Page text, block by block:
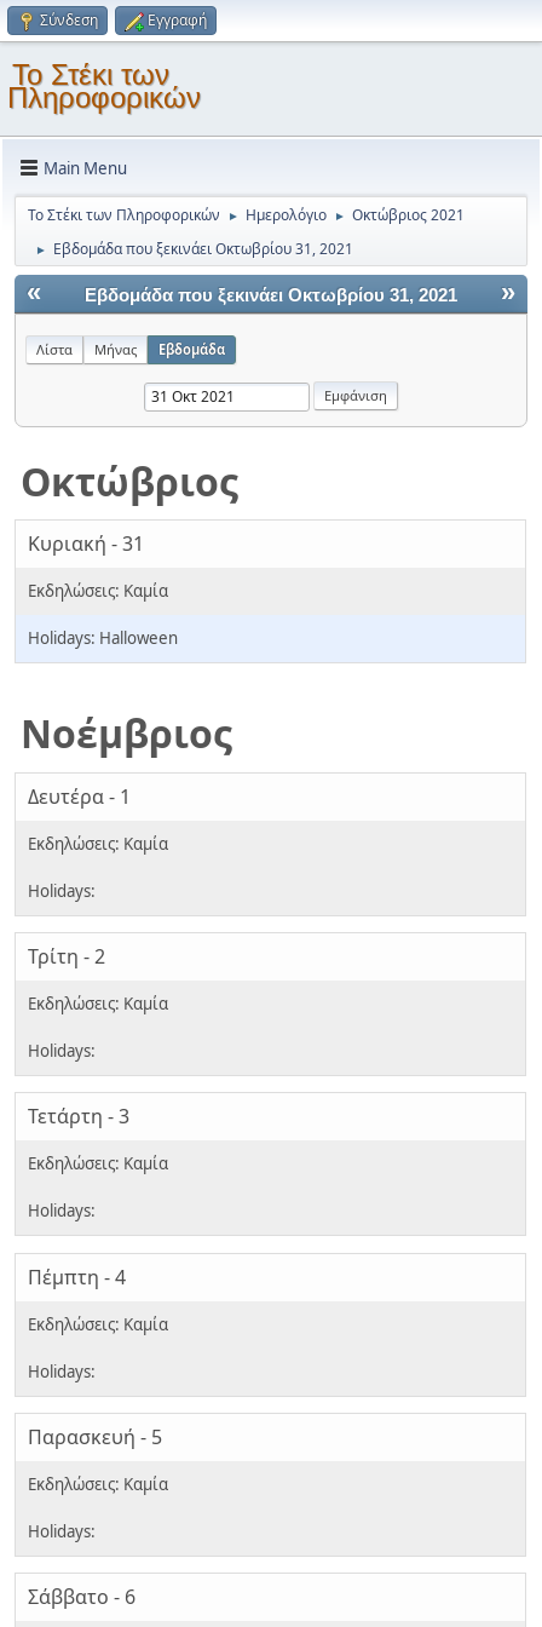
Σύνδεση Εγγραφή
Το Στέκι των
Πληροφορικών
Main Menu
Το Στέκι των Πληροφορικών ► Ημερολόγιο ► Οκτώβριος 2021
► Εβδομάδα που ξεκινάει Οκτωβρίου 31, 2021
« »
Εβδομάδα που ξεκινάει Οκτωβρίου 31, 2021
Λίστα Μήνας Εβδομάδα
Οκτώβριος
Κυριακή - 31
Halloween
Νοέμβριος
Δευτέρα - 1
Τρίτη - 2
Τετάρτη - 3
Πέμπτη - 4
Παρασκευή - 5
Σάββατο - 6